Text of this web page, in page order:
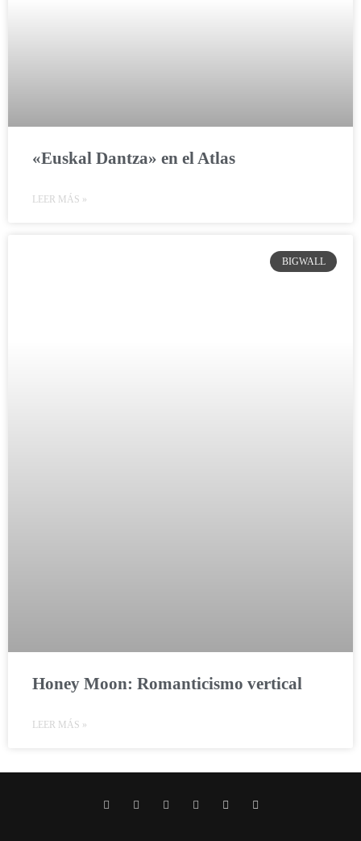
«Euskal Dantza» en el Atlas
LEER MÁS »
BIGWALL
Honey Moon: Romanticismo vertical
LEER MÁS »